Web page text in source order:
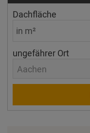
Dachfläche
ungefährer Ort
Aachen